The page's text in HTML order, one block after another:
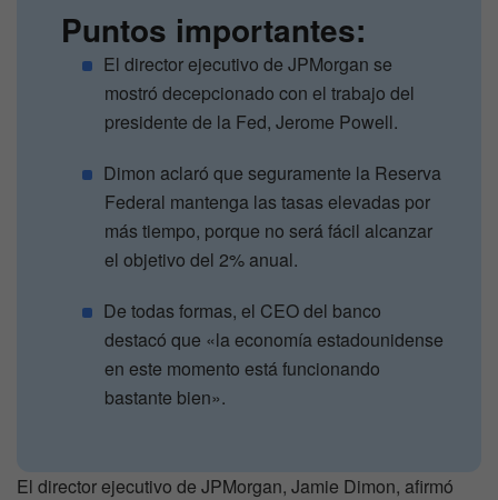
Puntos importantes:
El director ejecutivo de JPMorgan se
mostró decepcionado con el trabajo del
presidente de la Fed, Jerome Powell.
Dimon aclaró que seguramente la Reserva
Federal mantenga las tasas elevadas por
más tiempo, porque no será fácil alcanzar
el objetivo del 2% anual.
De todas formas, el CEO del banco
destacó que «la economía estadounidense
en este momento está funcionando
bastante bien».
El director ejecutivo de JPMorgan, Jamie Dimon, afirmó